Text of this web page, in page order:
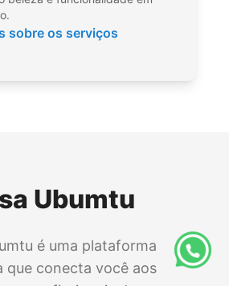
sobre os serviços
Ubumtu
é uma plataforma
que conecta você aos